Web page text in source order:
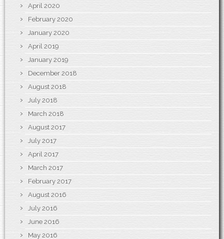
April 2020
February 2020
January 2020
April 2019
January 2019
December 2018
August 2018
July 2018
March 2018
August 2017
July 2017
April 2017
March 2017
February 2017
August 2016
July 2016
June 2016
May 2016